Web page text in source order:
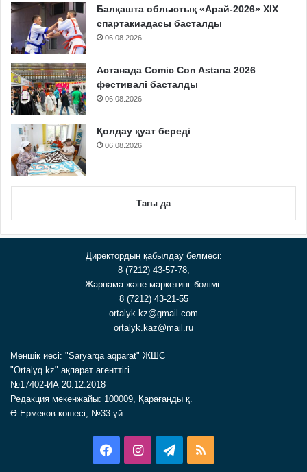
Балқашта облыстық «Арай-2026» XIX
спартакиадасы басталды
06.08.2026
Астанада Comic Con Astana 2026
фестивалі басталды
06.08.2026
Қолдау қуат береді
06.08.2026
Тағы да
Директордың қабылдау бөлмесі:
8 (7212) 43-57-78,
Жарнама және маркетинг бөлімі:
8 (7212) 43-21-55
ortalyk.kz@gmail.com
ortalyk.kaz@mail.ru
Меншік иесі: "Saryarqa aqparat" ЖШС
"Ortalyq.kz" ақпарат агенттігі
№17402-ИА 20.12.2018
Редакция мекенжайы: 100009, Қарағанды қ.
Ә.Ермеков көшесі, №33 үй.
FacebookInstagramTelegram